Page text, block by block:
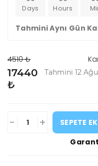
Days Hours
Tahmini Aynı Gün
4510 ₺
17440
₺
Tahmini 12
- +
SEPETE